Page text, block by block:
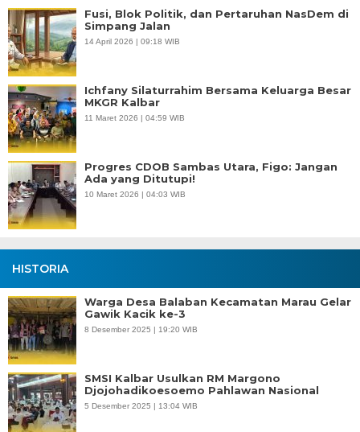
Fusi, Blok Politik, dan Pertaruhan NasDem di
Simpang Jalan
14 April 2026 | 09:18 WIB
Ichfany Silaturrahim Bersama Keluarga Besar
MKGR Kalbar
11 Maret 2026 | 04:59 WIB
Progres CDOB Sambas Utara, Figo: Jangan
Ada yang Ditutupi!
10 Maret 2026 | 04:03 WIB
HISTORIA
Warga Desa Balaban Kecamatan Marau Gelar
Gawik Kacik ke-3
8 Desember 2025 | 19:20 WIB
SMSI Kalbar Usulkan RM Margono
Djojohadikoesoemo Pahlawan Nasional
5 Desember 2025 | 13:04 WIB